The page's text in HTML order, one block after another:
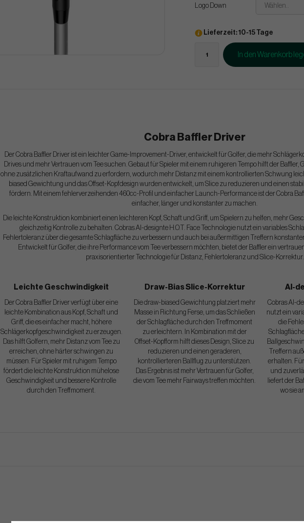
Logo Down Wählen..
Lieferzeit: 10-15 Tage
In den Warenkorb
Cobra Baffler Driver
Der Cobra Baffler Driver ist ein leichter Game-Improvement-Driver, entwickelt für Golfer, die mehr
Drives und mehr Vertrauen vom Tee suchen. Gebaut für Spieler mit einem ruhigeren Tempo hilft der
ohne zusätzlichen Kraftaufwand zu erfordern, wodurch mehr Distanz mit einem kontrollierten Schwung
biased Gewichtung und das Offset-Kopfdesign wurden entwickelt, um Slice zu reduzieren und einen
fördern. Mit einem fehlerverzeihenden 460cc-Profil und einfacher Launch-Performance ist der Cobra
einfacher, länger und konstanter zu machen.
Die leichte Konstruktion kombiniert einen leichteren Kopf, Schaft und Griff, um Spielern zu helfen, mehr
gleichzeitig Kontrolle zu behalten. Cobras AI-designte H.O.T. Face Technologie nutzt ein variables
Fehlertoleranz über die gesamte Schlagfläche zu verbessern und auch bei außermittigen Treffern
Entwickelt für Golfer, die ihre Performance vom Tee verbessern möchten, bietet der Baffler ein
praxisorientierter Technologie für Distanz, Fehlertoleranz und Slice-Korrektur.
Leichte Geschwindigkeit
Der Cobra Baffler Driver verfügt über eine
leichte Kombination aus Kopf, Schaft und
Griff, die es einfacher macht, höhere
Schlägerkopfgeschwindigkeit zu erzeugen.
Das hilft Golfern, mehr Distanz vom Tee zu
erreichen, ohne härter schwingen zu
müssen. Für Spieler mit ruhigem Tempo
fördert die leichte Konstruktion mühelose
Geschwindigkeit und bessere Kontrolle
durch den Treffmoment.
Draw-Bias Slice-Korrektur
Die draw-biased Gewichtung platziert mehr
Masse in Richtung Ferse, um das Schließen
der Schlagfläche durch den Treffmoment
zu erleichtern. In Kombination mit der
Offset-Kopfform hilft dieses Design, Slice zu
reduzieren und einen geraderen,
kontrollierteren Ballflug zu unterstützen.
Das Ergebnis ist mehr Vertrauen für Golfer,
die vom Tee mehr Fairways treffen möchten.
AI-
Cobras AI-
nutzt ein
die
Treffern
erhalten.
und
liefert der
wo sie